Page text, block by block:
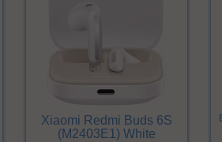
Xiaomi Redmi Buds 6S
(M2403E1) White